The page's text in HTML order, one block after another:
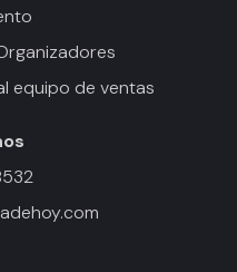
equipo de ventas